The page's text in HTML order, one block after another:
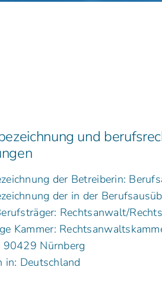
und
der Betreiberin:
der in der
Rechtsanwalt/
Kammer:
90429 Nürnberg
in: Deutschland